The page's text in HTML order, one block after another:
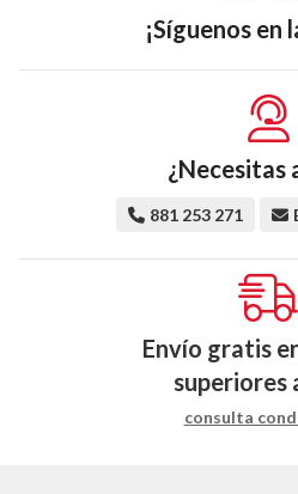
¡Síguenos en
¿Necesitas
881 253 271
Envío gratis
superiores
consulta